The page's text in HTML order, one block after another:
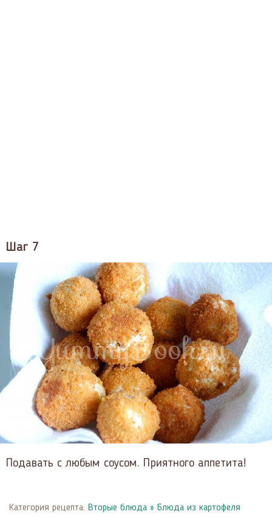
Шаг 7
Подавать с любым соусом. Приятного аппетита!
Категория рецепта: Вторые блюда » Блюда из картофеля